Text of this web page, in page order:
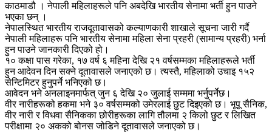
काठमाडौ । नेपाली महिलाहरूले पनि अबदेखि भारतीय सेनामा भर्ती हुन पाउने
भएका छन् ।
नेपालस्थित भारतीय राजदूतावासको कल्याणकारी शाखाले सूचना जारी गर्दै
नेपाली महिलाहरू पनि भारतीय सेनामा महिला सेना प्रहरी (सामान्य प्रहरी) भर्ना
हुन पाउने जानकारी दिएको हो।
१० कक्षा पास गरेका, १७ वर्ष ६ महिना देखि २१ वर्षसम्मका महिलाहरूले भर्ती
हुन आदेवन दिन सक्ने दूतावासले जनाएको छ। त्यस्तै, महिलाको उचाइ १५२
सेन्टिमिटर हुनुपर्ने भनिएको छ।
आवेदन भने अनलाइनमार्फत् जुन ६ देखि २० जुलाई सम्ममा भर्नुपर्नेछ।
वीर नारीहरूको हकमा भने ३० वर्षसम्मको उमेरलाई छुट दिइएको छ। भूपू सैनिक,
वीर नारी र विधवा सैनिकका छोरीहरूका लागि तौलमा २ किलो छुट र लिखित
परीक्षामा २० अकको बोनस जोडिने दूतावासले जनाएको छ।